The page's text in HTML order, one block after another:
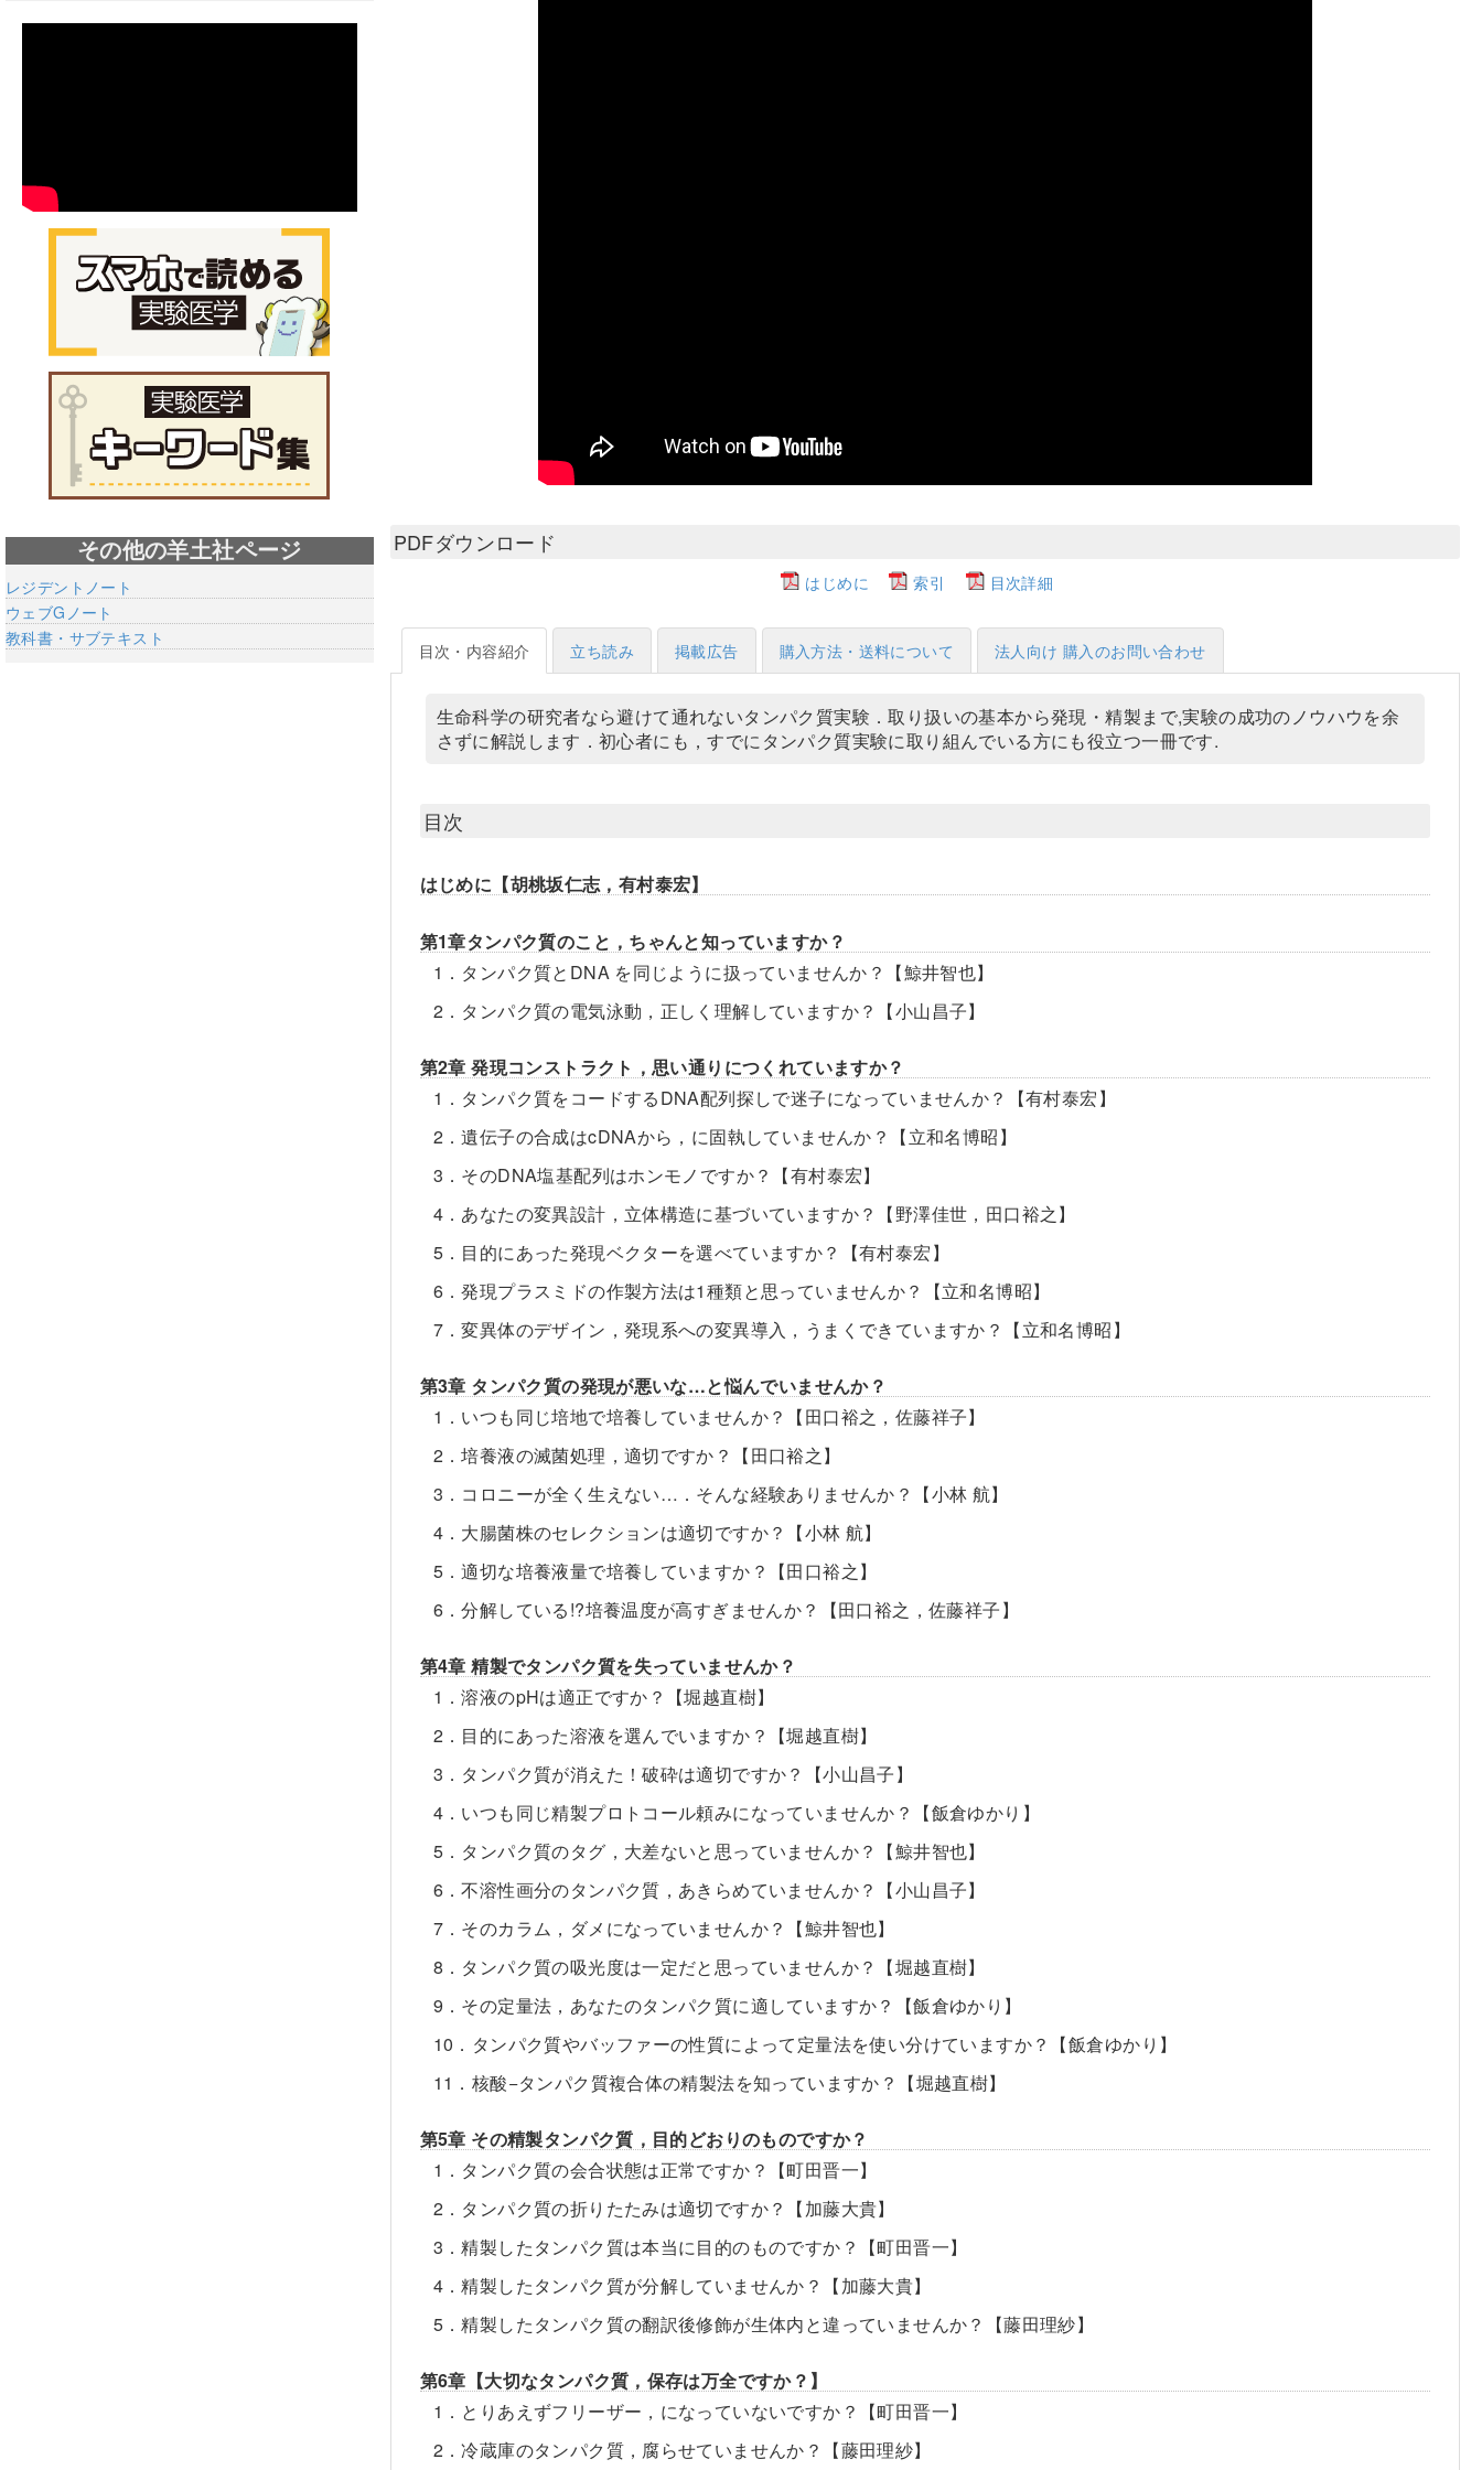
PDFダウンロード
はじめに 索引 目次詳細
目次・内容紹介 立ち読み 掲載広告 購入方法・送料について 法人向け 購入のお問い合わせ
生命科学の研究者なら避けて通れないタンパク質実験．取り扱いの基本から発現・精製まで,実験の成功のノウハウを余
さずに解説します．初心者にも，すでにタンパク質実験に取り組んでいる方にも役立つ一冊です.
目次
はじめに【胡桃坂仁志，有村泰宏】
第1章タンパク質のこと，ちゃんと知っていますか？
1．タンパク質とDNA を同じように扱っていませんか？【鯨井智也】
2．タンパク質の電気泳動，正しく理解していますか？【小山昌子】
第2章 発現コンストラクト，思い通りにつくれていますか？
1．タンパク質をコードするDNA配列探しで迷子になっていませんか？【有村泰宏】
2．遺伝子の合成はcDNAから，に固執していませんか？【立和名博昭】
3．そのDNA塩基配列はホンモノですか？【有村泰宏】
4．あなたの変異設計，立体構造に基づいていますか？【野澤佳世，田口裕之】
5．目的にあった発現ベクターを選べていますか？【有村泰宏】
6．発現プラスミドの作製方法は1種類と思っていませんか？【立和名博昭】
7．変異体のデザイン，発現系への変異導入，うまくできていますか？【立和名博昭】
第3章 タンパク質の発現が悪いな…と悩んでいませんか？
1．いつも同じ培地で培養していませんか？【田口裕之，佐藤祥子】
2．培養液の滅菌処理，適切ですか？【田口裕之】
3．コロニーが全く生えない…．そんな経験ありませんか？【小林 航】
4．大腸菌株のセレクションは適切ですか？【小林 航】
5．適切な培養液量で培養していますか？【田口裕之】
6．分解している!?培養温度が高すぎませんか？【田口裕之，佐藤祥子】
第4章 精製でタンパク質を失っていませんか？
1．溶液のpHは適正ですか？【堀越直樹】
2．目的にあった溶液を選んでいますか？【堀越直樹】
3．タンパク質が消えた！破砕は適切ですか？【小山昌子】
4．いつも同じ精製プロトコール頼みになっていませんか？【飯倉ゆかり】
5．タンパク質のタグ，大差ないと思っていませんか？【鯨井智也】
6．不溶性画分のタンパク質，あきらめていませんか？【小山昌子】
7．そのカラム，ダメになっていませんか？【鯨井智也】
8．タンパク質の吸光度は一定だと思っていませんか？【堀越直樹】
9．その定量法，あなたのタンパク質に適していますか？【飯倉ゆかり】
10．タンパク質やバッファーの性質によって定量法を使い分けていますか？【飯倉ゆかり】
11．核酸−タンパク質複合体の精製法を知っていますか？【堀越直樹】
第5章 その精製タンパク質，目的どおりのものですか？
1．タンパク質の会合状態は正常ですか？【町田晋一】
2．タンパク質の折りたたみは適切ですか？【加藤大貴】
3．精製したタンパク質は本当に目的のものですか？【町田晋一】
4．精製したタンパク質が分解していませんか？【加藤大貴】
5．精製したタンパク質の翻訳後修飾が生体内と違っていませんか？【藤田理紗】
第6章【大切なタンパク質，保存は万全ですか？】
1．とりあえずフリーザー，になっていないですか？【町田晋一】
2．冷蔵庫のタンパク質，腐らせていませんか？【藤田理紗】
その他の羊土社ページ
レジデントノート
ウェブGノート
教科書・サブテキスト